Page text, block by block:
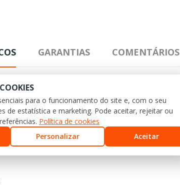
GARANTIAS COMENTÁRIOS
para o funcionamento do site e, com o seu
de estatística e marketing. Pode aceitar, rejeitar ou
Política de cookies
Personalizar Aceitar